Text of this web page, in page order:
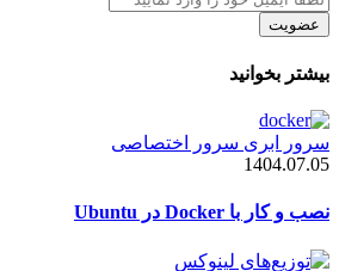
بیشتر بخوانید
سرور ابری سرور اختصاصی
1404.07.05
نصب و کار با Docker در Ubuntu